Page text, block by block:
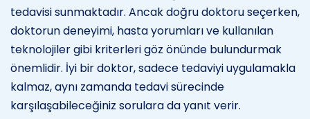
tedavisi sunmaktadır. Ancak doğru doktoru seçerken,
doktorun deneyimi, hasta yorumları ve kullanılan
teknolojiler gibi kriterleri göz önünde bulundurmak
önemlidir. İyi bir doktor, sadece tedaviyi uygulamakla
kalmaz, aynı zamanda tedavi sürecinde
karşılaşabileceğiniz sorulara da yanıt verir.